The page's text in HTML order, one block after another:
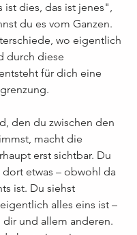
ist dies, das ist jenes",
du es vom Ganzen.
wo eigentlich
durch diese
für dich eine
den du zwischen den
macht die
erst sichtbar. Du
dort etwas – obwohl da
ist. Du siehst
alles eins ist –
dir und allem anderen.